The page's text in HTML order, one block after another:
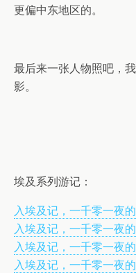
更偏中东地区的。
最后来一张人物照吧，
影。
埃及系列游记：
入埃及记，一千零一夜
入埃及记，一千零一夜
入埃及记，一千零一夜
入埃及记，一千零一夜